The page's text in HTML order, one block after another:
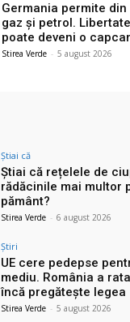
Germania permite
gaz și petrol.
poate deveni o
Stirea Verde - 5 august 2026
Știai că
Știai că rețelele de
rădăcinile mai multor
pământ?
Stirea Verde - 6 august 2026
Știri
UE cere pedepse
mediu. România a
încă pregătește legea
Stirea Verde - 5 august 2026